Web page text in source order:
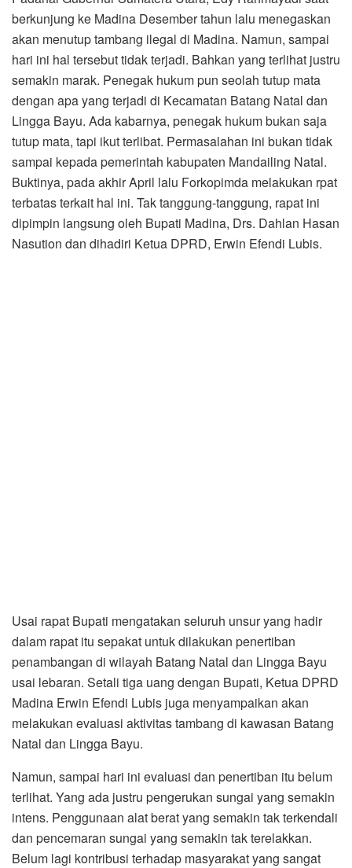
berkunjung ke Madina Desember tahun lalu menegaskan
akan menutup tambang ilegal di Madina. Namun, sampai
hari ini hal tersebut tidak terjadi. Bahkan yang terlihat justru
semakin marak. Penegak hukum pun seolah tutup mata
dengan apa yang terjadi di Kecamatan Batang Natal dan
Lingga Bayu. Ada kabarnya, penegak hukum bukan saja
tutup mata, tapi ikut terlibat. Permasalahan ini bukan tidak
sampai kepada pemerintah kabupaten Mandailing Natal.
Buktinya, pada akhir April lalu Forkopimda melakukan rpat
terbatas terkait hal ini. Tak tanggung-tanggung, rapat ini
dipimpin langsung oleh Bupati Madina, Drs. Dahlan Hasan
Nasution dan dihadiri Ketua DPRD, Erwin Efendi Lubis.
Usai rapat Bupati mengatakan seluruh unsur yang hadir
dalam rapat itu sepakat untuk dilakukan penertiban
penambangan di wilayah Batang Natal dan Lingga Bayu
usai lebaran. Setali tiga uang dengan Bupati, Ketua DPRD
Madina Erwin Efendi Lubis juga menyampaikan akan
melakukan evaluasi aktivitas tambang di kawasan Batang
Natal dan Lingga Bayu.
Namun, sampai hari ini evaluasi dan penertiban itu belum
terlihat. Yang ada justru pengerukan sungai yang semakin
intens. Penggunaan alat berat yang semakin tak terkendali
dan pencemaran sungai yang semakin tak terelakkan.
Belum lagi kontribusi terhadap masyarakat yang sangat